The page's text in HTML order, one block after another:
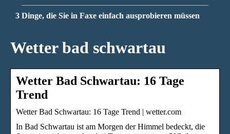
3 Dinge, die Sie in Faxe einfach ausprobieren müssen
Wetter bad schwartau
Wetter Bad Schwartau: 16 Tage
Trend
Wetter Bad Schwartau: 16 Tage Trend | wetter.com
In Bad Schwartau ist am Morgen der Himmel bedeckt, die